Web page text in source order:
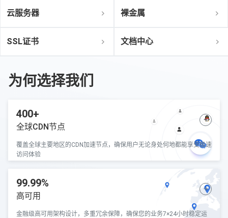
云服务器 裸金属
SSL证书 文档中心
为何选择我们
400+
全球CDN节点
覆盖全球主要地区的CDN加速节点，确保用户无论身处何地都能享受极速
访问体验
99.99%
高可用
金融级高可用架构设计，多重冗余保障，确保您的业务7×24小时稳定运